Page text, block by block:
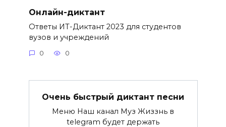
Онлайн-диктант
Ответы ИТ-Диктант 2023 для студентов
вузов и учреждений
0 0
Очень быстрый диктант песни
Меню Наш канал Муз Жиззнь в
telegram будет держать